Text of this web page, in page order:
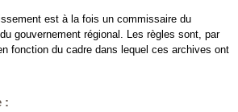
est à la fois un commissaire du
gouvernement régional. Les règles sont, par
fonction du cadre dans lequel ces archives ont
: